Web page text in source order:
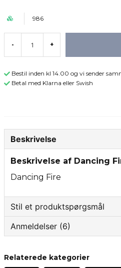
986
- +
Bestil inden kl 14.00 og vi sender
Betal med Klarna eller Swish
Beskrivelse
Beskrivelse af Dancing
Dancing Fire
Stil et produktspørgsmål
question
Spørg os om noget om
Anmeldelser (6)
Jonas
Relaterede kategorier